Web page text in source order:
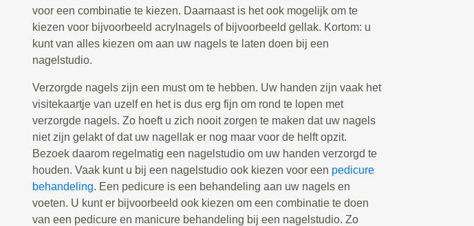
voor een combinatie te kiezen. Daarnaast is het ook mogelijk om te
kiezen voor bijvoorbeeld acrylnagels of bijvoorbeeld gellak. Kortom: u
kunt van alles kiezen om aan uw nagels te laten doen bij een
nagelstudio.
Verzorgde nagels zijn een must om te hebben. Uw handen zijn vaak het
visitekaartje van uzelf en het is dus erg fijn om rond te lopen met
verzorgde nagels. Zo hoeft u zich nooit zorgen te maken dat uw nagels
niet zijn gelakt of dat uw nagellak er nog maar voor de helft opzit.
Bezoek daarom regelmatig een nagelstudio om uw handen verzorgd te
houden. Vaak kunt u bij een nagelstudio ook kiezen voor een pedicure
behandeling. Een pedicure is een behandeling aan uw nagels en
voeten. U kunt er bijvoorbeeld ook kiezen om een combinatie te doen
van een pedicure en manicure behandeling bij een nagelstudio. Zo